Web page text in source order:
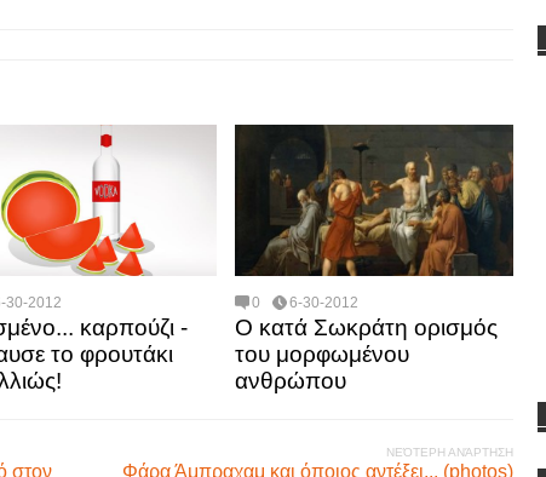
30-2012
καρπούζι -
το φρουτάκι
0 6-30-2012
Ο κατά Σωκράτη ορισμός
του μορφωμένου
ανθρώπου
στον
ΝΕΌΤΕΡΗ ΑΝΆΡΤΗΣΗ
Φάρα Άμπραχαμ και όποιος αντέξει... (photos)
-